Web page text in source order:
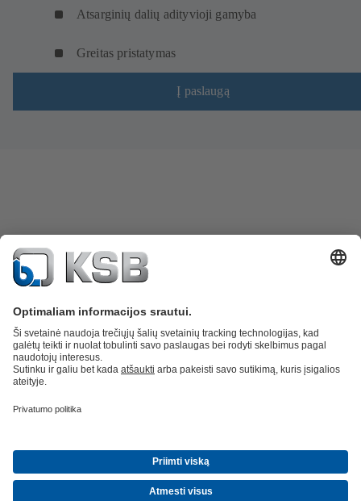
Atsarginių dalių adityvioji gamyba
Greitas pristatymas
Į paslaugą
Atsarginės dalys
BendrovėNaujienos ir įvykiaiŽiniasklaidaKarjeraSocialiniai tinklai